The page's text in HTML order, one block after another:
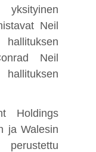
Neil
hallituksen
Neil
hallituksen
Holdings
ja Walesin